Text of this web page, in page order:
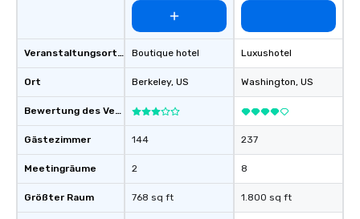
Veranstaltungsortstyp
Ort
Bewertung des Veranstaltungsortes
Gästezimmer
Meetingräume
Größter Raum
Boutique hotel
Berkeley, US
144
2
768 sq ft
Luxushotel
Washington, US
237
8
1.800 sq ft